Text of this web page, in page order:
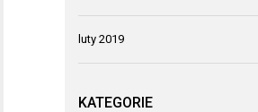
luty 2019
KATEGORIE